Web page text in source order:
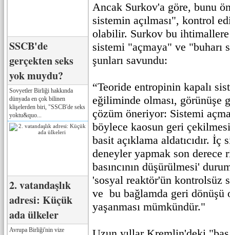
SSCB'de
gerçekten seks
yok muydu?
Sovyetler Birliği hakkında
dünyada en çok bilinen
klişelerden biri, "SSCB'de seks
yoktu&quo...
2. vatandaşlık
adresi: Küçük
ada ülkeler
Avrupa Birliği'nin vize
Ancak Surkov'a göre, bunu
sistemin açılması", kontrol
olabilir. Surkov bu
sistemi "açmaya" ve "buharı
şunları savundu:
“Teoride entropinin kapalı
eğiliminde olması, görünüşe
çözüm öneriyor: Sistemi
böylece kaosun geri
basit açıklama aldatıcıdır.
deneyler yapmak son derece
basıncının düşürülmesi'
'sosyal reaktör'ün kontrolsüz
ve bu bağlamda geri dönüşü
yaşanması mümkündür."